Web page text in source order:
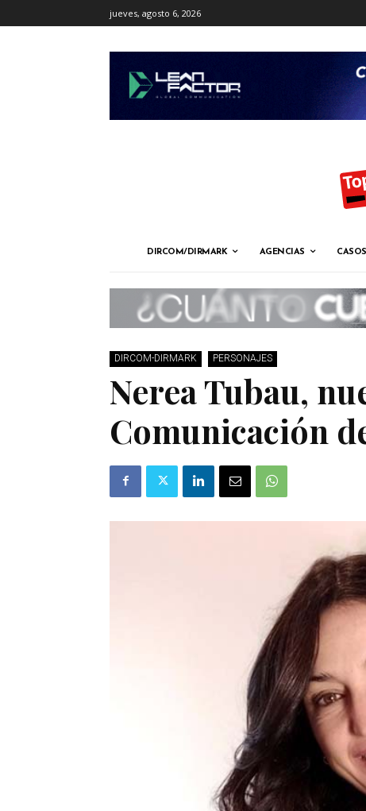
jueves, agosto 6, 2026
DIRCOM/DIRMARK AGENCIAS CASOS
DIRCOM-DIRMARK PERSONAJES
Nerea Tubau,
Comunicación